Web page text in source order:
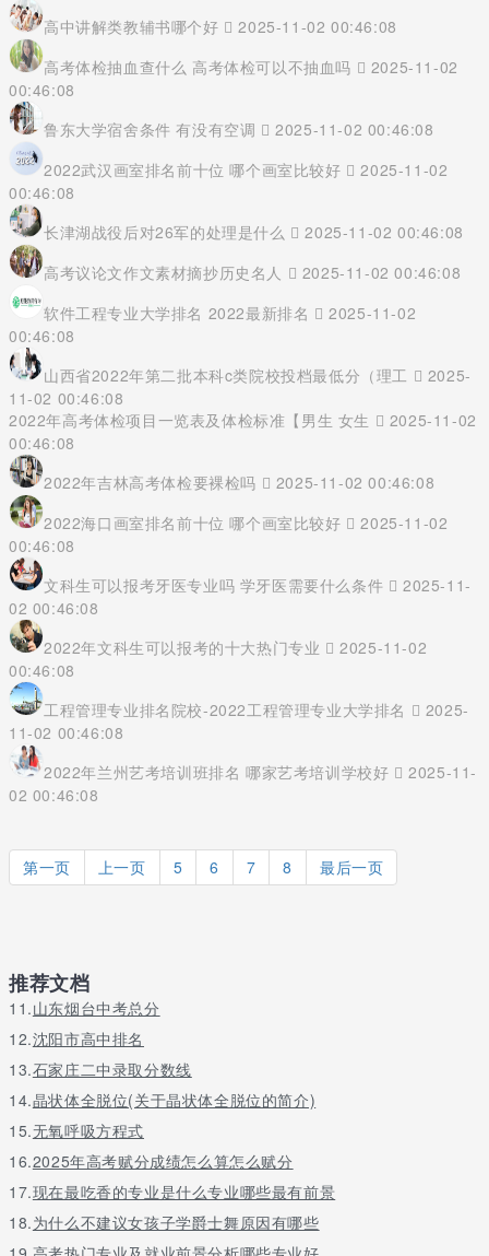
高中讲解类教辅书哪个好
2025-11-02 00:46:08
高考体检抽血查什么 高考体检可以不抽血吗
2025-11-02
00:46:08
鲁东大学宿舍条件 有没有空调
2025-11-02 00:46:08
2022武汉画室排名前十位 哪个画室比较好
2025-11-02
00:46:08
长津湖战役后对26军的处理是什么
2025-11-02 00:46:08
高考议论文作文素材摘抄历史名人
2025-11-02 00:46:08
软件工程专业大学排名 2022最新排名
2025-11-02
00:46:08
山西省2022年第二批本科c类院校投档最低分（理工
2025-
11-02 00:46:08
2022年高考体检项目一览表及体检标准【男生 女生
2025-11-02
00:46:08
2022年吉林高考体检要裸检吗
2025-11-02 00:46:08
2022海口画室排名前十位 哪个画室比较好
2025-11-02
00:46:08
文科生可以报考牙医专业吗 学牙医需要什么条件
2025-11-
02 00:46:08
2022年文科生可以报考的十大热门专业
2025-11-02
00:46:08
工程管理专业排名院校-2022工程管理专业大学排名
2025-
11-02 00:46:08
2022年兰州艺考培训班排名 哪家艺考培训学校好
2025-11-
02 00:46:08
第一页 上一页 5 6 7 8 最后一页
推荐文档
11.山东烟台中考总分
12.沈阳市高中排名
13.石家庄二中录取分数线
14.晶状体全脱位(关于晶状体全脱位的简介)
15.无氧呼吸方程式
16.2025年高考赋分成绩怎么算怎么赋分
17.现在最吃香的专业是什么专业哪些最有前景
18.为什么不建议女孩子学爵士舞原因有哪些